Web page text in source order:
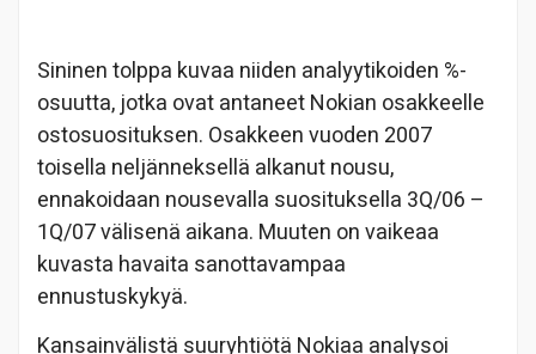
Sininen tolppa kuvaa niiden analyytikoiden %-
osuutta, jotka ovat antaneet Nokian osakkeelle
ostosuosituksen. Osakkeen vuoden 2007
toisella neljänneksellä alkanut nousu,
ennakoidaan nousevalla suosituksella 3Q/06 –
1Q/07 välisenä aikana. Muuten on vaikeaa
kuvasta havaita sanottavampaa
ennustuskykyä.
Kansainvälistä suuryhtiötä Nokiaa analysoi